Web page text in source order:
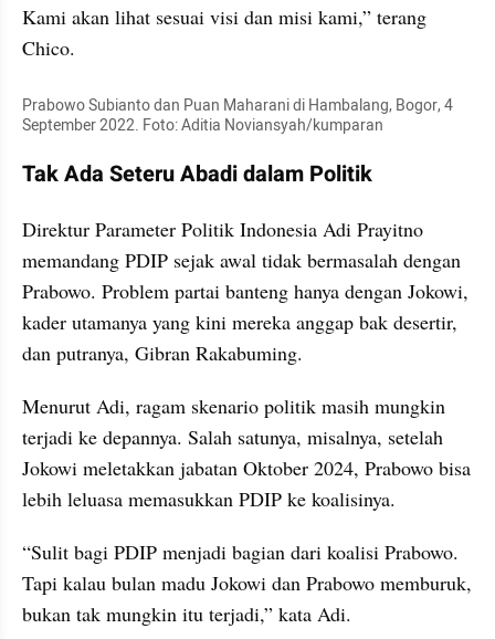
Kami akan lihat sesuai visi dan misi kami,” terang
Chico.
Prabowo Subianto dan Puan Maharani di Hambalang, Bogor, 4
September 2022. Foto: Aditia Noviansyah/kumparan
Tak Ada Seteru Abadi dalam Politik
Direktur Parameter Politik Indonesia Adi Prayitno
memandang PDIP sejak awal tidak bermasalah dengan
Prabowo. Problem partai banteng hanya dengan Jokowi,
kader utamanya yang kini mereka anggap bak desertir,
dan putranya, Gibran Rakabuming.
Menurut Adi, ragam skenario politik masih mungkin
terjadi ke depannya. Salah satunya, misalnya, setelah
Jokowi meletakkan jabatan Oktober 2024, Prabowo bisa
lebih leluasa memasukkan PDIP ke koalisinya.
“Sulit bagi PDIP menjadi bagian dari koalisi Prabowo.
Tapi kalau bulan madu Jokowi dan Prabowo memburuk,
bukan tak mungkin itu terjadi,” kata Adi.